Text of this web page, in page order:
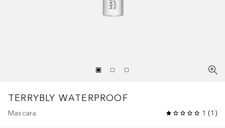
TERRYBLY WATERPROOF
Mascara 1 (1 )